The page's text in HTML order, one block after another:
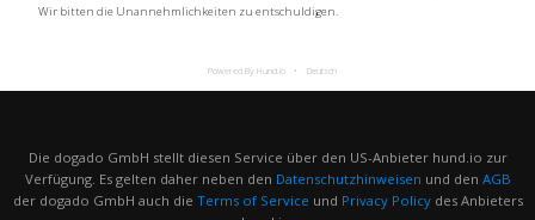
Wir bitten die Unannehmlichkeiten zu entschuldigen.
Powered By Hund.io Deutsch
Die dogado GmbH stellt diesen Service über den US-Anbieter hund.io zur
Verfügung. Es gelten daher neben den Datenschutzhinweisen und den AGB
der dogado GmbH auch die Terms of Service und Privacy Policydes Anbieters